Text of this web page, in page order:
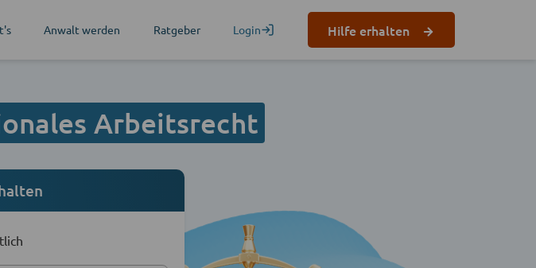
Anwalt werden Ratgeber Login Hilfe erhalten
Arbeitsrecht